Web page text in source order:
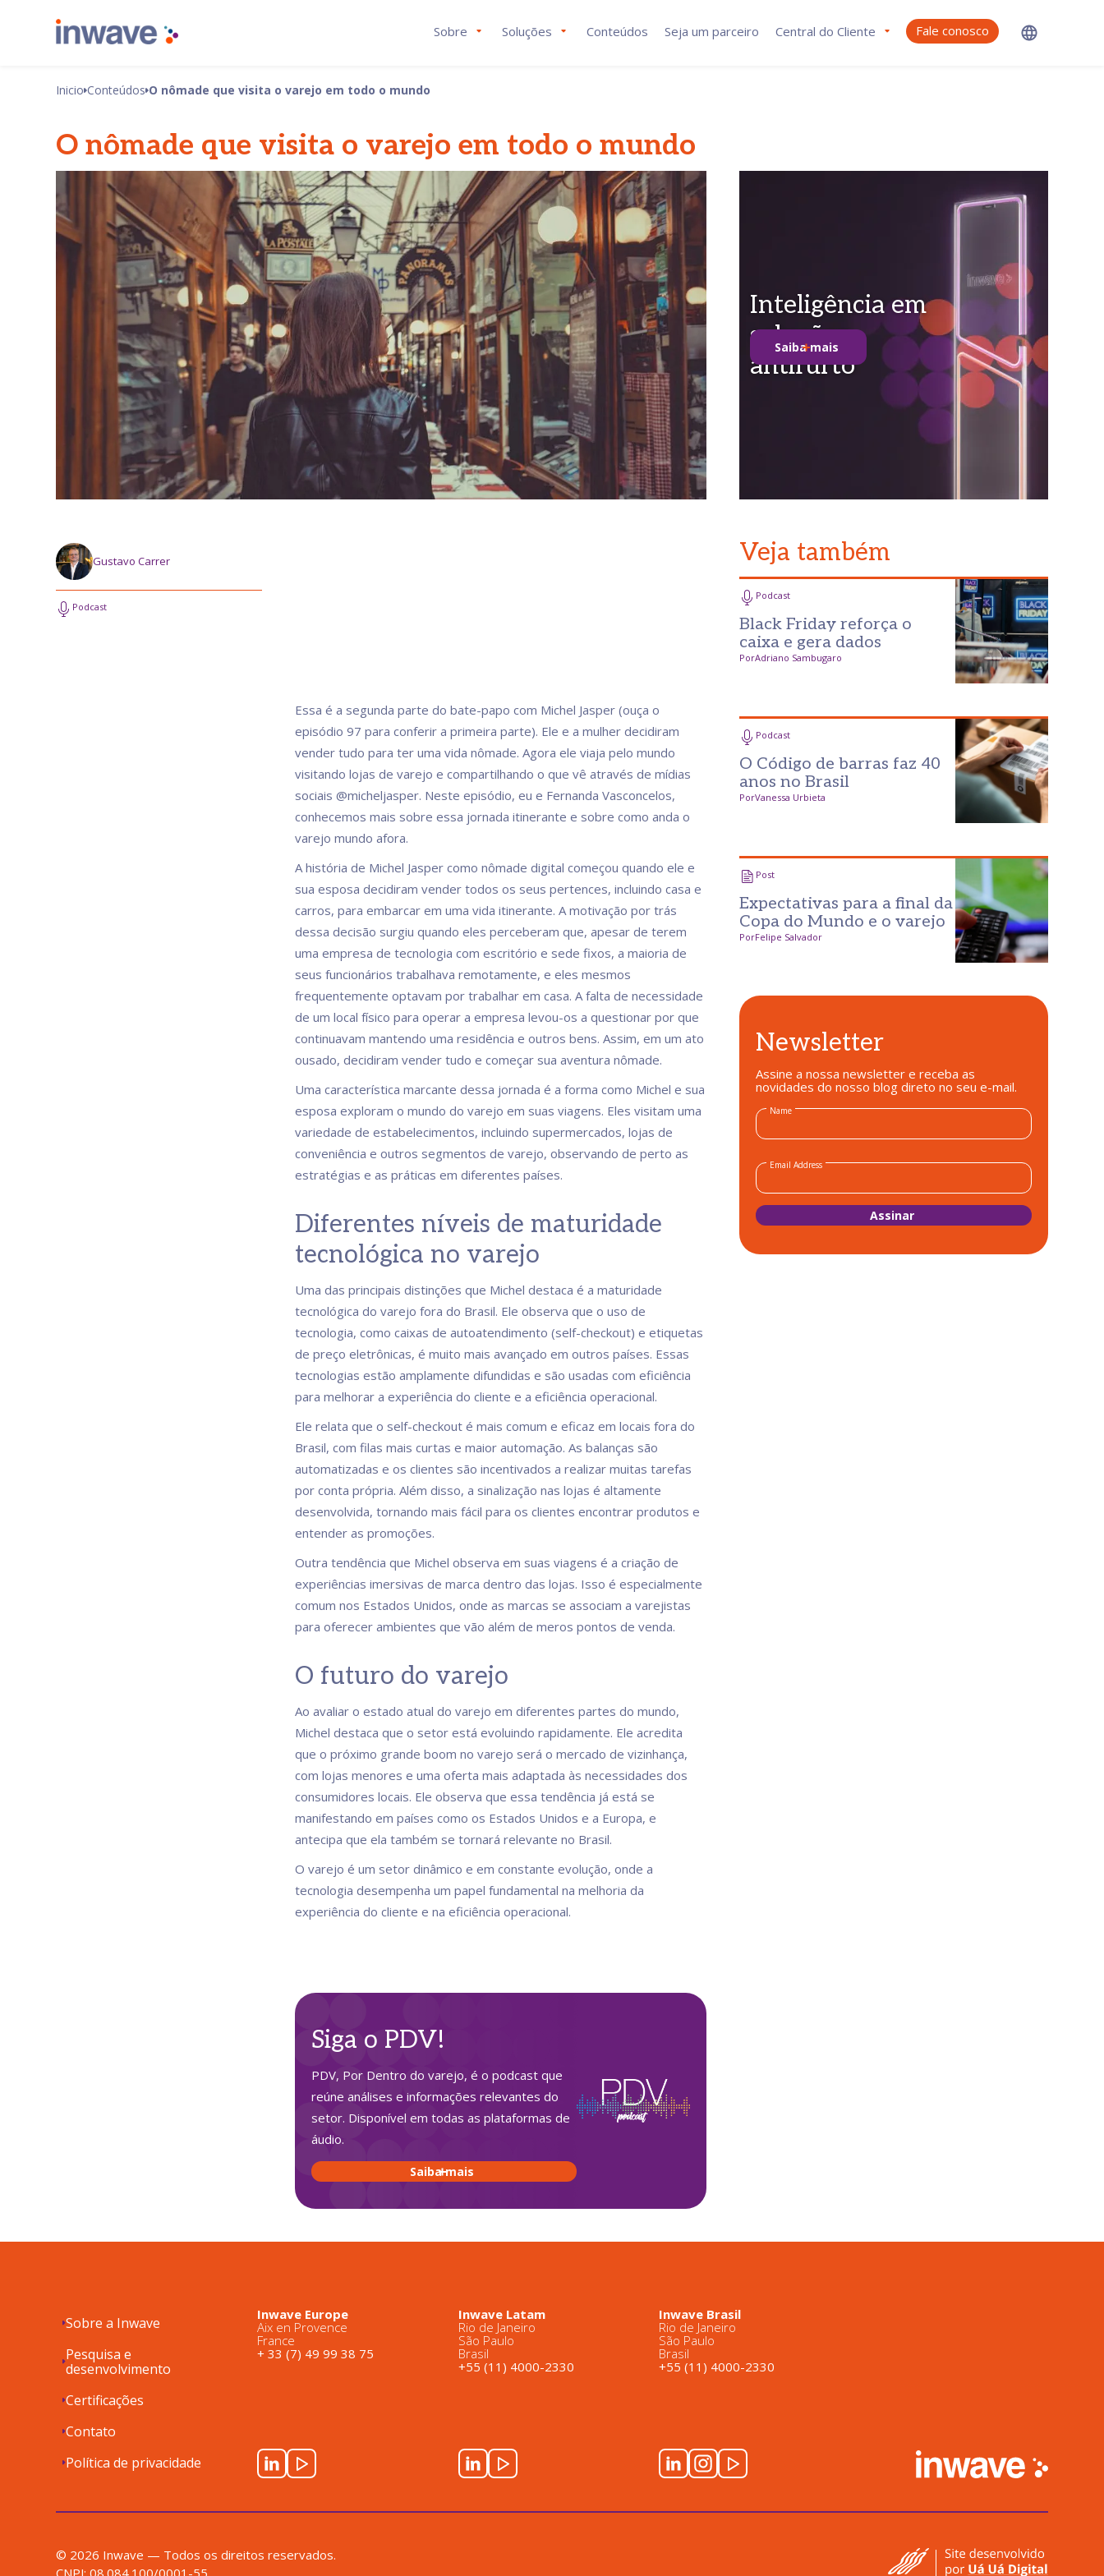
Sobre Soluções Conteúdos Seja um parceiro Central do Cliente Fale conosco
Inicio Conteúdos O nômade que visita o varejo em todo o mundo
O nômade que visita o varejo em todo o mundo
Gustavo Carrer
Podcast
Essa é a segunda parte do bate-papo com Michel Jasper (ouça o
episódio 97 para conferir a primeira parte). Ele e a mulher decidiram
vender tudo para ter uma vida nômade. Agora ele viaja pelo mundo
visitando lojas de varejo e compartilhando o que vê através de mídias
sociais @micheljasper. Neste episódio, eu e Fernanda Vasconcelos,
conhecemos mais sobre essa jornada itinerante e sobre como anda o
varejo mundo afora.
A história de Michel Jasper como nômade digital começou quando ele e
sua esposa decidiram vender todos os seus pertences, incluindo casa e
carros, para embarcar em uma vida itinerante. A motivação por trás
dessa decisão surgiu quando eles perceberam que, apesar de terem
uma empresa de tecnologia com escritório e sede fixos, a maioria de
seus funcionários trabalhava remotamente, e eles mesmos
frequentemente optavam por trabalhar em casa. A falta de necessidade
de um local físico para operar a empresa levou-os a questionar por que
continuavam mantendo uma residência e outros bens. Assim, em um ato
ousado, decidiram vender tudo e começar sua aventura nômade.
Uma característica marcante dessa jornada é a forma como Michel e sua
esposa exploram o mundo do varejo em suas viagens. Eles visitam uma
variedade de estabelecimentos, incluindo supermercados, lojas de
conveniência e outros segmentos de varejo, observando de perto as
estratégias e as práticas em diferentes países.
Diferentes níveis de maturidade
tecnológica no varejo
Uma das principais distinções que Michel destaca é a maturidade
tecnológica do varejo fora do Brasil. Ele observa que o uso de
tecnologia, como caixas de autoatendimento (self-checkout) e etiquetas
de preço eletrônicas, é muito mais avançado em outros países. Essas
tecnologias estão amplamente difundidas e são usadas com eficiência
para melhorar a experiência do cliente e a eficiência operacional.
Ele relata que o self-checkout é mais comum e eficaz em locais fora do
Brasil, com filas mais curtas e maior automação. As balanças são
automatizadas e os clientes são incentivados a realizar muitas tarefas
por conta própria. Além disso, a sinalização nas lojas é altamente
desenvolvida, tornando mais fácil para os clientes encontrar produtos e
entender as promoções.
Outra tendência que Michel observa em suas viagens é a criação de
experiências imersivas de marca dentro das lojas. Isso é especialmente
comum nos Estados Unidos, onde as marcas se associam a varejistas
para oferecer ambientes que vão além de meros pontos de venda.
O futuro do varejo
Ao avaliar o estado atual do varejo em diferentes partes do mundo,
Michel destaca que o setor está evoluindo rapidamente. Ele acredita
que o próximo grande boom no varejo será o mercado de vizinhança,
com lojas menores e uma oferta mais adaptada às necessidades dos
consumidores locais. Ele observa que essa tendência já está se
manifestando em países como os Estados Unidos e a Europa, e
antecipa que ela também se tornará relevante no Brasil.
O varejo é um setor dinâmico e em constante evolução, onde a
tecnologia desempenha um papel fundamental na melhoria da
experiência do cliente e na eficiência operacional.
Siga o PDV!
PDV, Por Dentro do varejo, é o podcast que
reúne análises e informações relevantes do
setor. Disponível em todas as plataformas de
áudio.
Saiba mais
Inteligência em
soluções
antifurto
Saiba mais
Veja também
Podcast
Black Friday reforça o
caixa e gera dados
PorAdriano Sambugaro
Podcast
O Código de barras faz 40
anos no Brasil
PorVanessa Urbieta
Post
Expectativas para a final da
Copa do Mundo e o varejo
PorFelipe Salvador
Newsletter
Assine a nossa newsletter e receba as
novidades do nosso blog direto no seu e-mail.
Name
Email Address
Sobre a Inwave
Pesquisa e
desenvolvimento
Certificações
Contato
Política de privacidade
Inwave Europe
Aix en Provence
France
+ 33 (7) 49 99 38 75
Inwave Latam
Rio de Janeiro
São Paulo
Brasil
+55 (11) 4000-2330
Inwave Brasil
Rio de Janeiro
São Paulo
Brasil
+55 (11) 4000-2330
© 2026 Inwave — Todos os direitos reservados.
CNPJ: 08.084.100/0001-55